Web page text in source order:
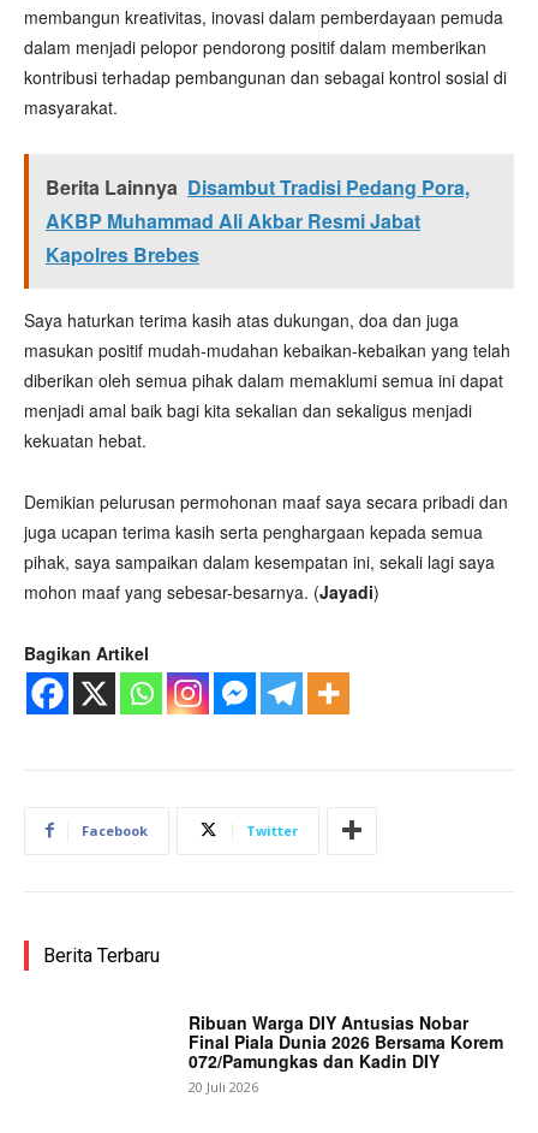
membangun kreativitas, inovasi dalam pemberdayaan pemuda
dalam menjadi pelopor pendorong positif dalam memberikan
kontribusi terhadap pembangunan dan sebagai kontrol sosial di
masyarakat.
Berita Lainnya Disambut Tradisi Pedang Pora,
AKBP Muhammad Ali Akbar Resmi Jabat
Kapolres Brebes
Saya haturkan terima kasih atas dukungan, doa dan juga
masukan positif mudah-mudahan kebaikan-kebaikan yang telah
diberikan oleh semua pihak dalam memaklumi semua ini dapat
menjadi amal baik bagi kita sekalian dan sekaligus menjadi
kekuatan hebat.
Demikian pelurusan permohonan maaf saya secara pribadi dan
juga ucapan terima kasih serta penghargaan kepada semua
pihak, saya sampaikan dalam kesempatan ini, sekali lagi saya
mohon maaf yang sebesar-besarnya. (Jayadi)
Bagikan Artikel
Facebook Twitter
Berita Terbaru
Ribuan Warga DIY Antusias Nobar
Final Piala Dunia 2026 Bersama Korem
072/Pamungkas dan Kadin DIY
20 Juli 2026